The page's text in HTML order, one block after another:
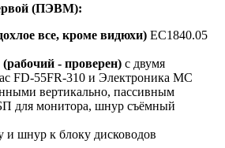
(ПЭВМ):
все, кроме видюхи) ЕС1840.05
(рабочий - проверен) c двумя
FD-55FR-310 и Электроника МС
вертикально, пассивным
для монитора, шнур съёмный
и шнур к блоку дисководов